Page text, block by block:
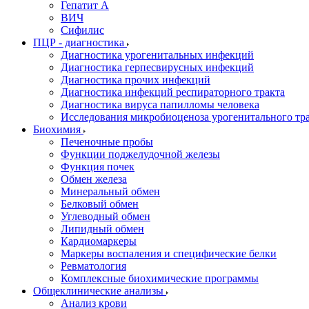
Гепатит А
ВИЧ
Сифилис
ПЦР - диагностика
Диагностика урогенитальных инфекций
Диагностика герпесвирусных инфекций
Диагностика прочих инфекций
Диагностика инфекций респираторного тракта
Диагностика вируса папилломы человека
Исследования микробиоценоза урогенитального
Биохимия
Печеночные пробы
Функции поджелудочной железы
Функция почек
Обмен железа
Минеральный обмен
Белковый обмен
Углеводный обмен
Липидный обмен
Кардиомаркеры
Маркеры воспаления и специфические белки
Ревматология
Комплексные биохимические программы
Общеклинические анализы
Анализ крови